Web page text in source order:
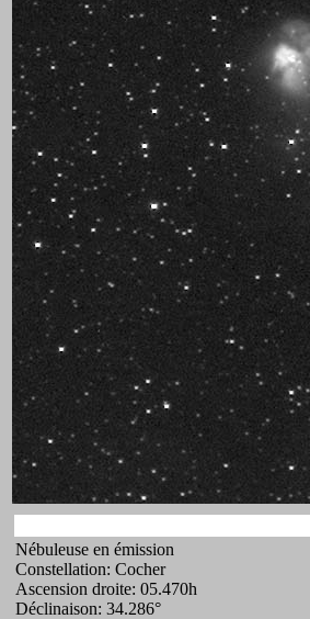
Nébuleuse en émission
Constellation: Cocher
Ascension droite: 05.470h
Déclinaison: 34.286°